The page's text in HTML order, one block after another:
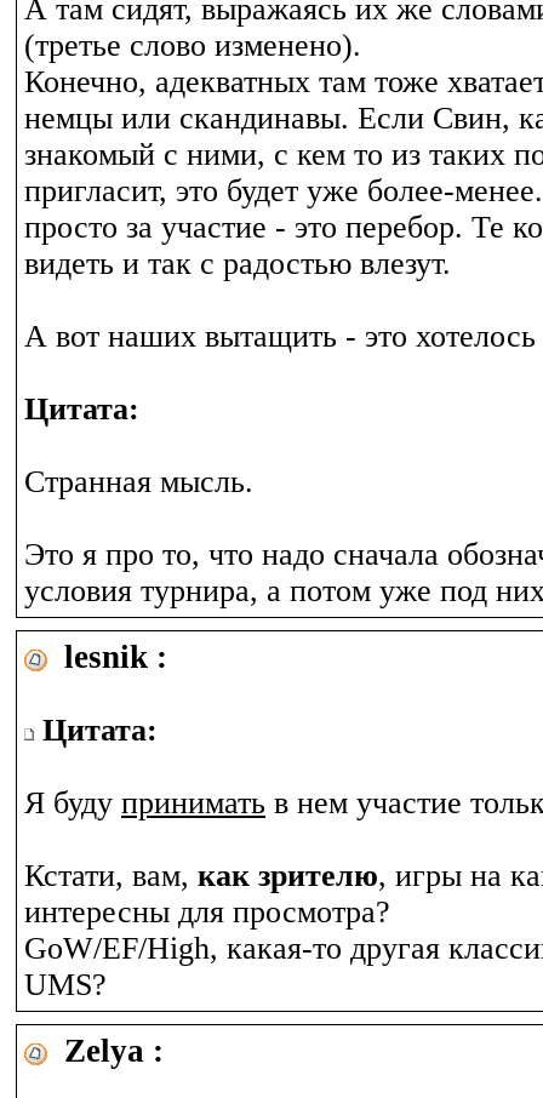
А там сидят, выражаясь их же
(третье слово изменено).
Конечно, адекватных там тоже
немцы или скандинавы. Если Свин,
знакомый с ними, с кем то из таких
пригласит, это будет уже более-
просто за участие - это перебор. Те
видеть и так с радостью влезут.
А вот наших вытащить - это
Цитата:
Странная мысль.
Это я про то, что надо сначала
условия турнира, а потом уже под
lesnik :
Цитата:
Я буду принимать в нем участие
Кстати, вам, как зрителю, игры на
интересны для просмотра?
GoW/EF/High, какая-то другая
UMS?
Zelya :